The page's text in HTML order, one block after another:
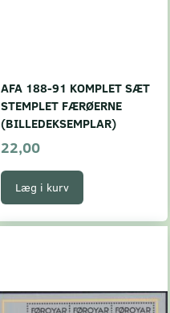
AFA 188-91 KOMPLET SÆT
STEMPLET FÆRØERNE
(BILLEDEKSEMPLAR)
22,00
Læg i kurv